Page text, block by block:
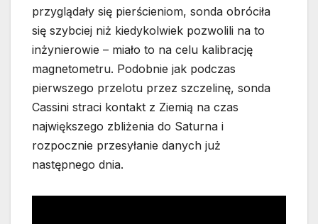
przyglądały się pierścieniom, sonda obróciła
się szybciej niż kiedykolwiek pozwolili na to
inżynierowie – miało to na celu kalibrację
magnetometru. Podobnie jak podczas
pierwszego przelotu przez szczelinę, sonda
Cassini straci kontakt z Ziemią na czas
największego zbliżenia do Saturna i
rozpocznie przesyłanie danych już
następnego dnia.